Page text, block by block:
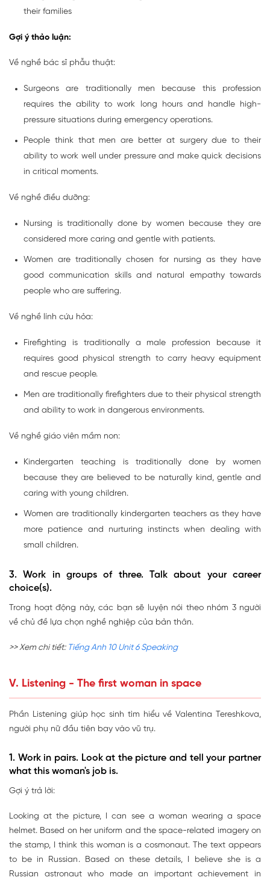
their families
Gợi ý thảo luận:
Về nghề bác sĩ phẫu thuật:
Surgeons are traditionally men because this profession
requires the ability to work long hours and handle high-
pressure situations during emergency operations.
People think that men are better at surgery due to their
ability to work well under pressure and make quick decisions
in critical moments.
Về nghề điều dưỡng:
Nursing is traditionally done by women because they are
considered more caring and gentle with patients.
Women are traditionally chosen for nursing as they have
good communication skills and natural empathy towards
people who are suffering.
Về nghề lính cứu hỏa:
Firefighting is traditionally a male profession because it
requires good physical strength to carry heavy equipment
and rescue people.
Men are traditionally firefighters due to their physical strength
and ability to work in dangerous environments.
Về nghề giáo viên mầm non:
Kindergarten teaching is traditionally done by women
because they are believed to be naturally kind, gentle and
caring with young children.
Women are traditionally kindergarten teachers as they have
more patience and nurturing instincts when dealing with
small children.
3. Work in groups of three. Talk about your career
choice(s).
Trong hoạt động này, các bạn sẽ luyện nói theo nhóm 3 người
về chủ đề lựa chọn nghề nghiệp của bản thân.
>> Xem chi tiết: Tiếng Anh 10 Unit 6 Speaking
V. Listening - The first woman in space
Phần Listening giúp học sinh tìm hiểu về Valentina Tereshkova,
người phụ nữ đầu tiên bay vào vũ trụ.
1. Work in pairs. Look at the picture and tell your partner
what this woman's job is.
Gợi ý trả lời:
Looking at the picture, I can see a woman wearing a space
helmet. Based on her uniform and the space-related imagery on
the stamp, I think this woman is a cosmonaut. The text appears
to be in Russian. Based on these details, I believe she is a
Russian astronaut who made an important achievement in